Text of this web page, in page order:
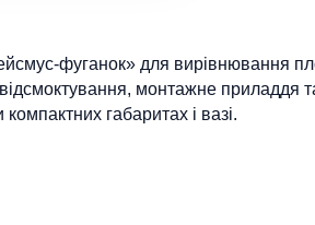
фуганок» для вирівнювання
монтажне приладдя
габаритах і вазі.